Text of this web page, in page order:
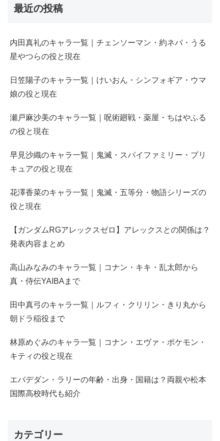
最近の投稿
内田真礼のキャラ一覧｜チェンソーマン・約ネバ・うる
星やつらの役と現在
日笠陽子のキャラ一覧｜けいおん・シンフォギア・ウマ
娘の役と現在
瀬戸麻沙美のキャラ一覧｜呪術廻戦・薬屋・ちはやふる
の役と現在
早見沙織のキャラ一覧｜鬼滅・スパイファミリー・プリ
キュアの役と現在
花澤香菜のキャラ一覧｜鬼滅・五等分・物語シリーズの
役と現在
【ガンダムRGアレックスゼロ】アレックスとの関係は？
発表内容まとめ
高山みなみのキャラ一覧｜コナン・キキ・乱太郎から
真・侍伝YAIBAまで
田中真弓のキャラ一覧｜ルフィ・クリリン・きり丸から
朝ドラ稲役まで
林原めぐみのキャラ一覧｜コナン・エヴァ・ポケモン・
キティの役と現在
エバデダン・ラリーの年齢・出身・国籍は？両親や松本
国際高校時代も紹介
カテゴリー